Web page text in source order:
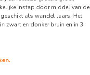
instap door middel van de
als wandel laars. Het
zwart en donker bruin en in 3